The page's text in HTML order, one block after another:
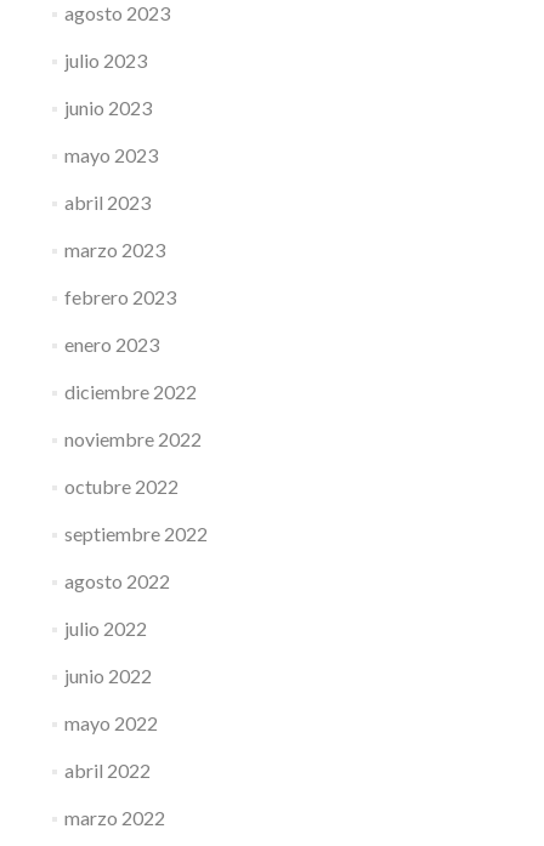
agosto 2023
julio 2023
junio 2023
mayo 2023
abril 2023
marzo 2023
febrero 2023
enero 2023
diciembre 2022
noviembre 2022
octubre 2022
septiembre 2022
agosto 2022
julio 2022
junio 2022
mayo 2022
abril 2022
marzo 2022